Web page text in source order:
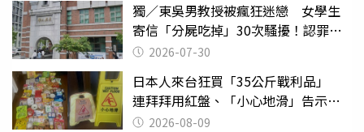
獨／東吳男教授被瘋狂迷戀 女學生
寄信「分屍吃掉」30次騷擾！認罪免
關 2026-07-30
日本人來台狂買「35公斤戰利品」
連拜拜用紅盤、「小心地滑」告示牌
也帶回家
2026-08-09